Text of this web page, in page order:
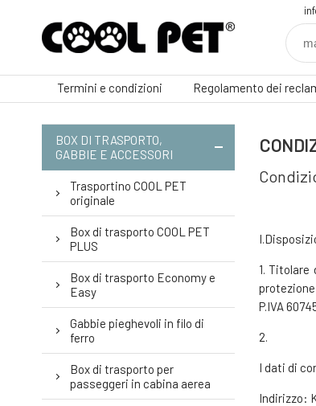
Termini e condizioni Regolamento dei
BOX DI TRASPORTO,
GABBIE E ACCESSORI
Trasportino COOL PET
originale
Box di trasporto COOL PET
PLUS
Box di trasporto Economy e
Easy
Gabbie pieghevoli in filo di
ferro
Box di trasporto per
passeggeri in cabina aerea
1. Titolare
P.IVA
2.
I dati di
Indirizzo: